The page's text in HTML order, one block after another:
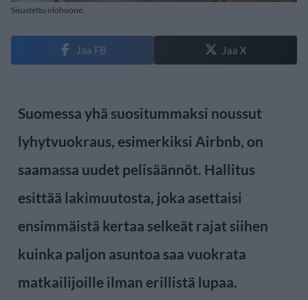
Sisustettu olohuone.
Jaa FB Jaa X
Suomessa yhä suositummaksi noussut
lyhytvuokraus, esimerkiksi Airbnb, on
saamassa uudet pelisäännöt. Hallitus
esittää lakimuutosta, joka asettaisi
ensimmäistä kertaa selkeät rajat siihen
kuinka paljon asuntoa saa vuokrata
matkailijoille ilman erillistä lupaa.